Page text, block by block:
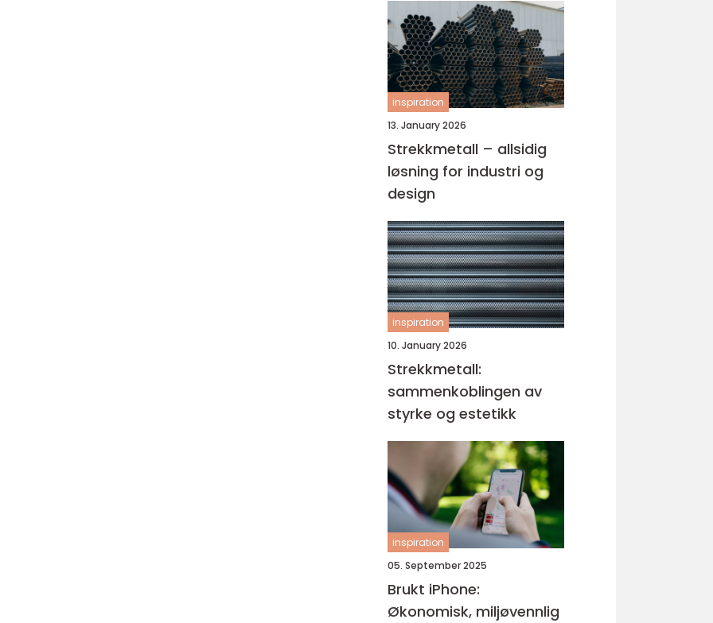
inspiration
13. January 2026
Strekkmetall – allsidig
løsning for industri og
design
inspiration
10. January 2026
Strekkmetall:
sammenkoblingen av
styrke og estetikk
inspiration
05. September 2025
Brukt iPhone:
Økonomisk, miljøvennlig